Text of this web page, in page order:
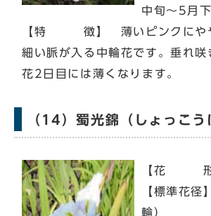
中旬～5月下
【特 徴】 薄いピンクにやや
細い脈が入る中輪花です。垂れ咲
花2日目には薄くなります。
（14）蜀光錦（しょっこう
【花 形
【標準花
輪）